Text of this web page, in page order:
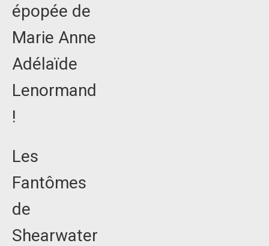
épopée de
Marie Anne
Adélaïde
Lenormand
!
Les
Fantômes
de
Shearwater